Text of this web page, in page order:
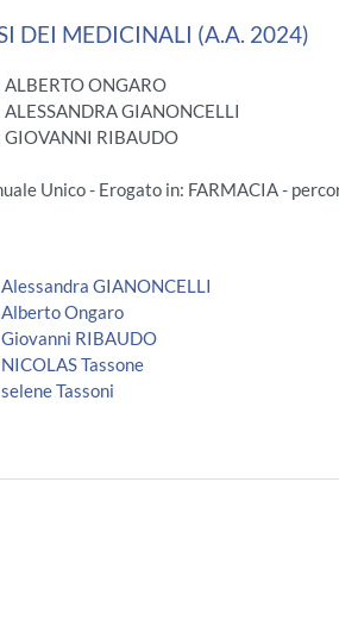
DEI MEDICINALI (A.A. 2024)
ONGARO
GIANONCELLI
GIOVANNI RIBAUDO
Unico - Erogato in: FARMACIA -
Alessandra GIANONCELLI
Alberto Ongaro
Giovanni RIBAUDO
NICOLAS Tassone
selene Tassoni